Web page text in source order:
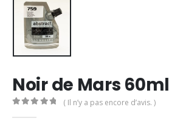
Noir de Mars 60ml
( Il n’y a pas encore d’avis. )